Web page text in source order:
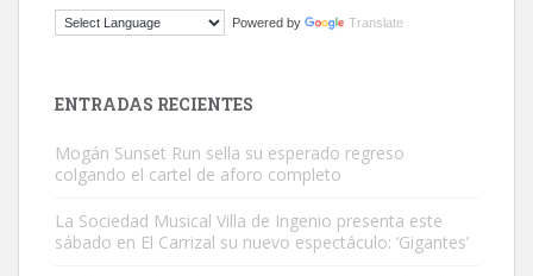
El ayuntamiento se va a llevar a Los Gatos callejeros de la zona los
Powered by Translate
ENTRADAS RECIENTES
Mogán Sunset Run sella su esperado regreso
colgando el cartel de aforo completo
La Sociedad Musical Villa de Ingenio presenta este
sábado en El Carrizal su nuevo espectáculo: ‘Gigantes’